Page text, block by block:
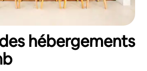
hébergements